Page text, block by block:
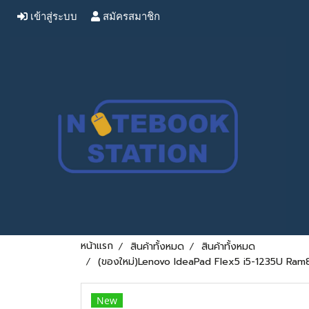
เข้าสู่ระบบ สมัครสมาชิก
หน้าแรก สินค้าทั้งหมด
สินค้าทั้งหมด
(ของใหม่)Lenovo IdeaPad Flex5 i5-1235U
New